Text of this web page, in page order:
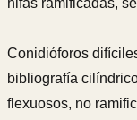
hifas ramificadas,
Conidióforos
bibliografía
flexuosos, no